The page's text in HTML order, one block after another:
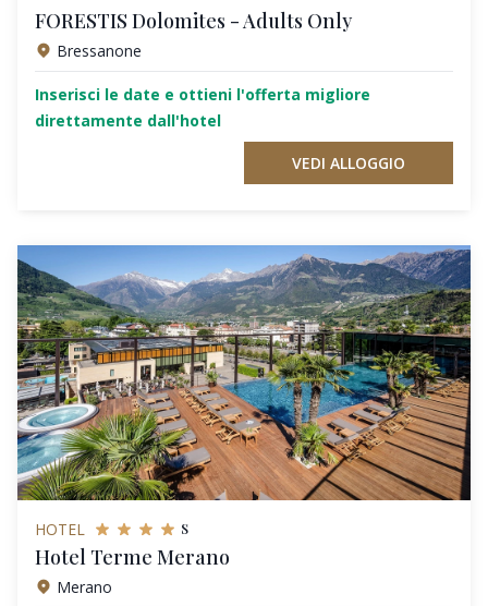
FORESTIS Dolomites - Adults Only
Bressanone
Inserisci le date e ottieni l'offerta migliore
direttamente dall'hotel
VEDI ALLOGGIO
HOTEL s
Hotel Terme Merano
Merano